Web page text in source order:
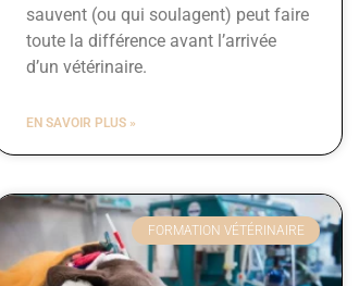
sauvent (ou qui soulagent) peut faire
toute la différence avant l’arrivée
d’un vétérinaire.
EN SAVOIR PLUS »
FORMATION VÉTÉRINAIRE